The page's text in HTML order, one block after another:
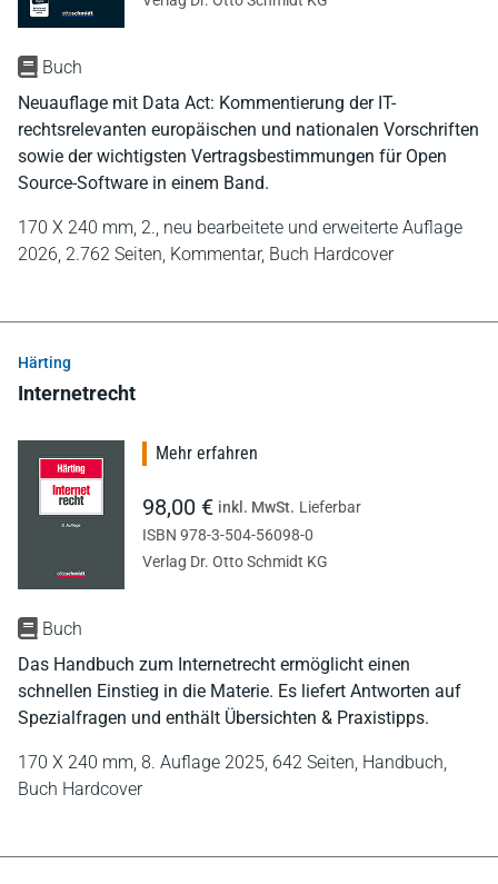
Buch
Neuauflage mit Data Act: Kommentierung der IT-
rechtsrelevanten europäischen und nationalen Vorschriften
sowie der wichtigsten Vertragsbestimmungen für Open
Source-Software in einem Band.
170 X 240 mm, 2., neu bearbeitete und erweiterte Auflage
2026, 2.762 Seiten, Kommentar, Buch Hardcover
Härting
Internetrecht
Buch
Das Handbuch zum Internetrecht ermöglicht einen
schnellen Einstieg in die Materie. Es liefert Antworten auf
Spezialfragen und enthält Übersichten & Praxistipps.
170 X 240 mm, 8. Auflage 2025, 642 Seiten, Handbuch,
Buch Hardcover
Mehr erfahren
98,00 € inkl. MwSt. Lieferbar
ISBN 978-3-504-56098-0
Verlag Dr. Otto Schmidt KG